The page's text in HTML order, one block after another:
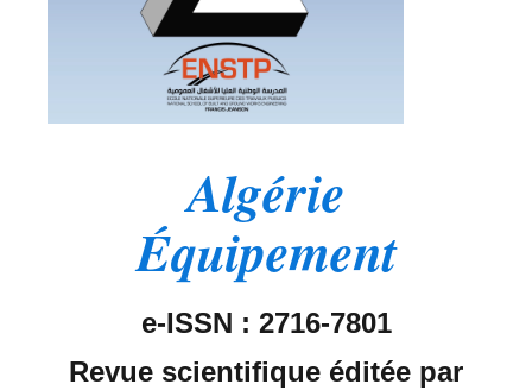
Algérie
Équipement
e-ISSN : 2716-7801
Revue scientifique éditée par